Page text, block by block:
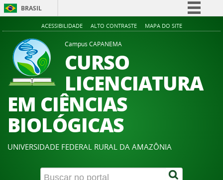
BRASIL
Simplifique!
Legislação
ACESSIBILIDADE ALTO CONTRASTE MAPA DO SITE
Campus CAPANEMA
CURSO
LICENCIATURA
EM CIÊNCIAS
BIOLÓGICAS
UNIVERSIDADE FEDERAL RURAL DA AMAZÔNIA